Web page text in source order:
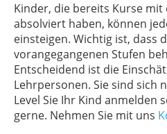
Kinder, die bereits Kurse
absolviert haben, können
einsteigen. Wichtig ist, dass
vorangegangenen Stufen
Entscheidend ist die
Lehrpersonen. Sie sind sich
Level Sie Ihr Kind anmelden
gerne. Nehmen Sie mit uns